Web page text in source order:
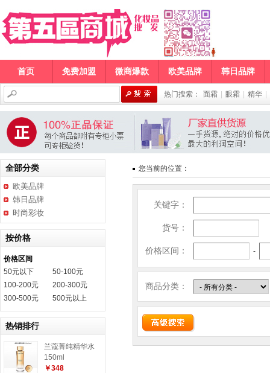
首页 免费加盟 微商爆款 欧美品牌 韩日品牌
热门搜索： 面霜 眼霜 精华
您当前的位置：
关键字：
货号：
价格区间： -
商品分类：
全部分类
欧美品牌
韩日品牌
时尚彩妆
按价格
价格区间
50元以下
50-100元
100-200元
200-300元
300-500元
500元以上
热销排行
兰蔻菁纯精华水
150ml
￥348